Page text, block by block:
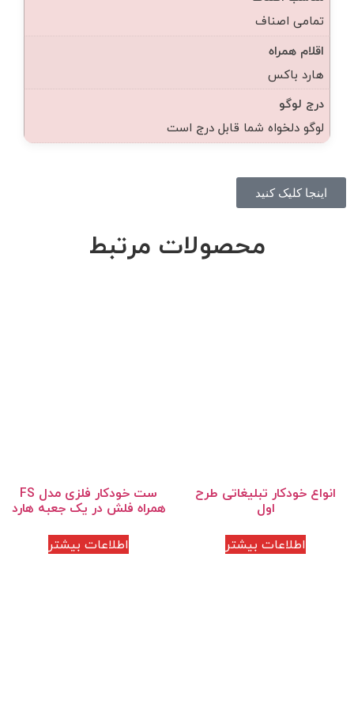
تمامی اصناف
اقلام همراه
هارد باکس
درج لوگو
لوگو دلخواه شما قابل درج است
اینجا کلیک کنید
محصولات مرتبط
انواع خودکار تبلیغاتی طرح
اول
اطلاعات بیشتر
ست خودکار فلزی مدل FS
همراه فلش در یک جعبه هارد
اطلاعات بیشتر